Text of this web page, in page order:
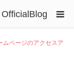
ムページのアクセスア